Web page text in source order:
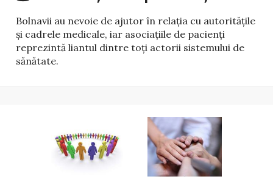
Bolnavii au nevoie de ajutor în relaţia cu autorităţile
şi cadrele medicale, iar asociaţiile de pacienţi
reprezintă liantul dintre toţi actorii sistemului de
sănătate.